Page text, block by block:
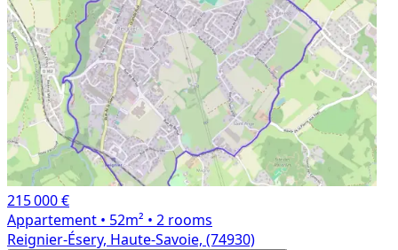
215 000 €
Appartement • 52m² • 2 rooms
Reignier-Ésery, Haute-Savoie, (74930)